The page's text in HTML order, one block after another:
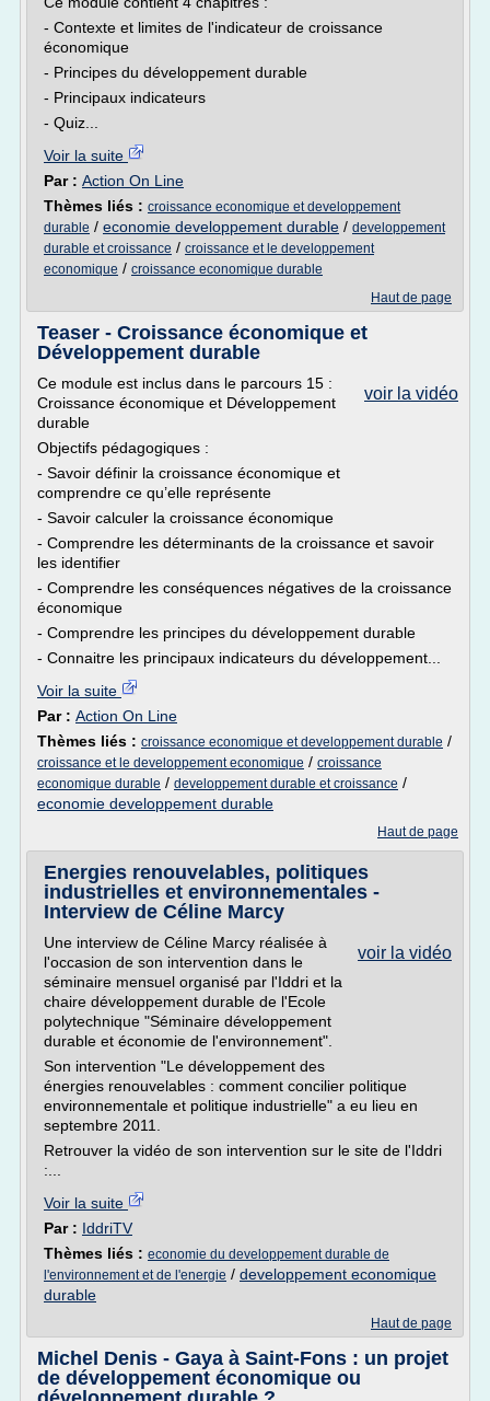
- Contexte et limites de l'indicateur de croissance
économique
- Principes du développement durable
- Principaux indicateurs
- Quiz...
Voir la suite
Par : Action On Line
Thèmes liés : croissance economique et developpement
durable / economie developpement durable / developpement
durable et croissance / croissance et le developpement
economique / croissance economique durable
Haut de page
Teaser - Croissance économique et
Développement durable
voir la vidéo
Ce module est inclus dans le parcours 15 :
Croissance économique et Développement
durable
Objectifs pédagogiques :
- Savoir définir la croissance économique et
comprendre ce qu’elle représente
- Savoir calculer la croissance économique
- Comprendre les déterminants de la croissance et savoir
les identifier
- Comprendre les conséquences négatives de la croissance
économique
- Comprendre les principes du développement durable
- Connaitre les principaux indicateurs du développement...
Voir la suite
Par : Action On Line
Thèmes liés : croissance economique et developpement durable /
croissance et le developpement economique / croissance
economique durable / developpement durable et croissance /
economie developpement durable
Haut de page
Energies renouvelables, politiques
industrielles et environnementales -
Interview de Céline Marcy
voir la vidéo
Une interview de Céline Marcy réalisée à
l'occasion de son intervention dans le
séminaire mensuel organisé par l'Iddri et la
chaire développement durable de l'Ecole
polytechnique "Séminaire développement
durable et économie de l'environnement".
Son intervention "Le développement des
énergies renouvelables : comment concilier politique
environnementale et politique industrielle" a eu lieu en
septembre 2011.
Retrouver la vidéo de son intervention sur le site de l'Iddri
:...
Voir la suite
Par : IddriTV
Thèmes liés : economie du developpement durable de
l'environnement et de l'energie / developpement economique
durable
Haut de page
Michel Denis - Gaya à Saint-Fons : un projet
de développement économique ou